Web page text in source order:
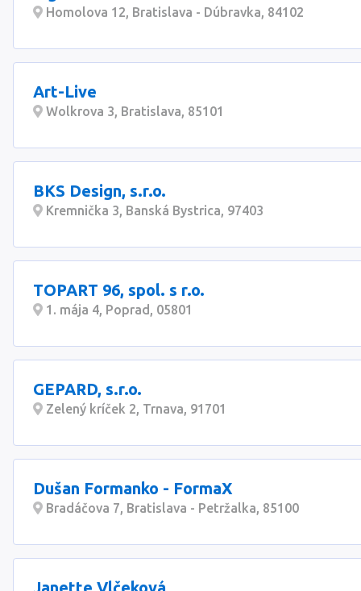
Homolova 12, Bratislava - Dúbravka, 84102
Art-Live
Wolkrova 3, Bratislava, 85101
BKS Design, s.r.o.
Kremnička 3, Banská Bystrica, 97403
TOPART 96, spol. s r.o.
1. mája 4, Poprad, 05801
GEPARD, s.r.o.
Zelený kríček 2, Trnava, 91701
Dušan Formanko - FormaX
Bradáčova 7, Bratislava - Petržalka, 85100